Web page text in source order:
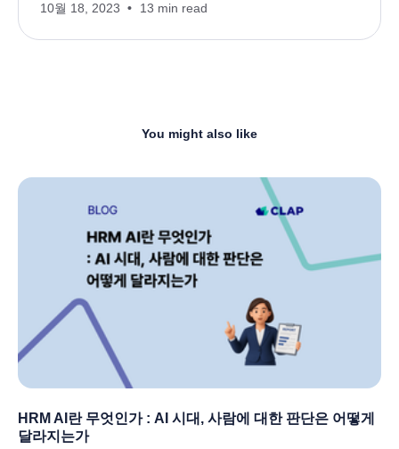
10월 18, 2023 13 min read
You might also like
HRM AI란 무엇인가 : AI 시대, 사람에 대한 판단은 어떻게
달라지는가